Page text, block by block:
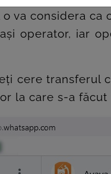
va considera ca
operator, iar
cere transferul
la care s-a făcut